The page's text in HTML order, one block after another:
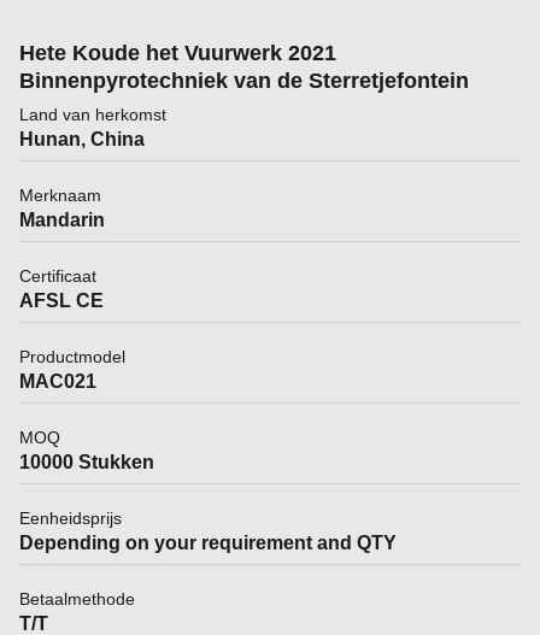
Hete Koude het Vuurwerk 2021
Binnenpyrotechniek van de Sterretjefontein
Land van herkomst
Hunan, China
Merknaam
Mandarin
Certificaat
AFSL CE
Productmodel
MAC021
MOQ
10000 Stukken
Eenheidsprijs
Depending on your requirement and QTY
Betaalmethode
T/T